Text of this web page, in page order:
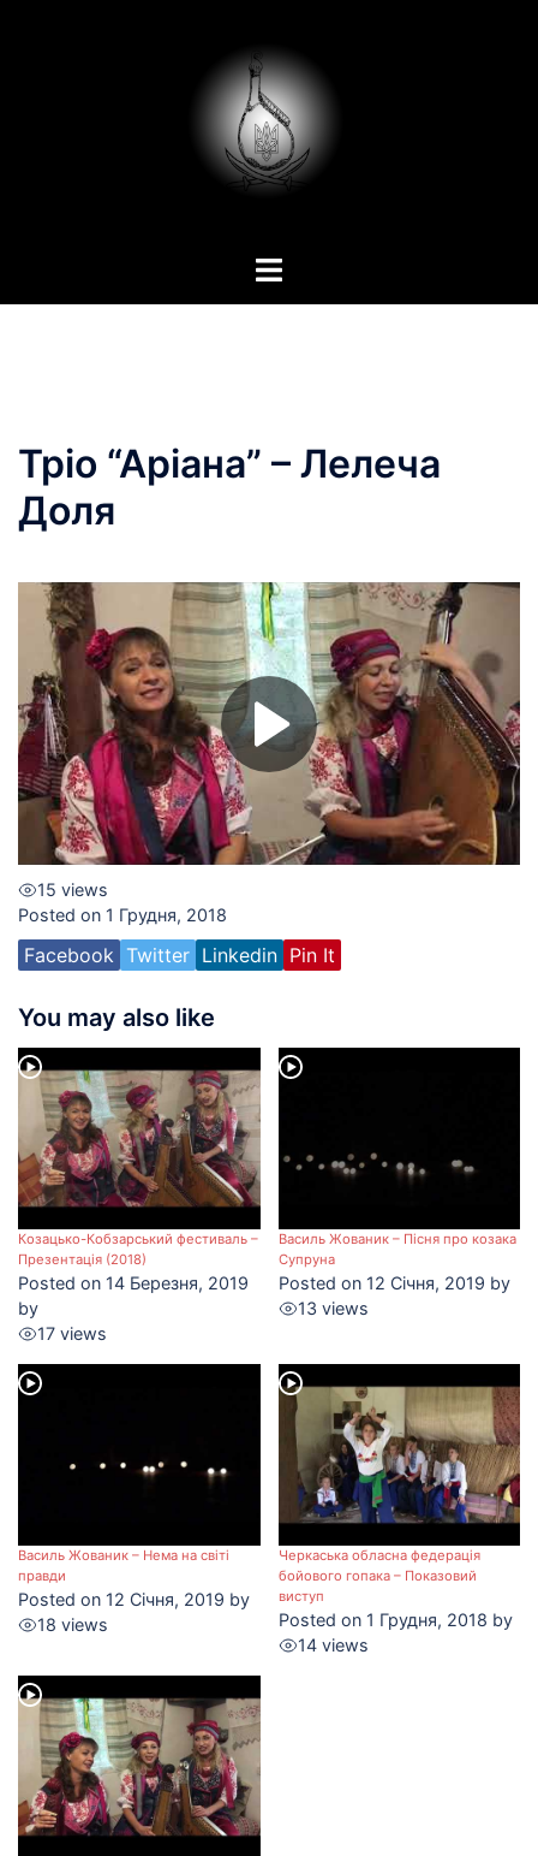
Тріо “Аріана” – Лелеча
Доля
15 views
Posted on 1 Грудня, 2018
Facebook Twitter Linkedin Pin It
You may also like
Козацько-Кобзарський фестиваль –
Презентація (2018)
Posted on 14 Березня, 2019
by
17 views
Василь Жованик – Пісня про козака
Супруна
Posted on 12 Січня, 2019 by
13 views
Василь Жованик – Нема на світі
правди
Posted on 12 Січня, 2019 by
18 views
Черкаська обласна федерація
бойового гопака – Показовий
виступ
Posted on 1 Грудня, 2018 by
14 views